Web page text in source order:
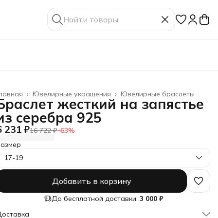
Ювелирные браслеты
Ювелирные украшения ›
›
жесткий на запястье
серебра 925
231 ₽16 722 ₽−63%
17-19
Добавить в корзину
До бесплатной доставки: 3 000 ₽